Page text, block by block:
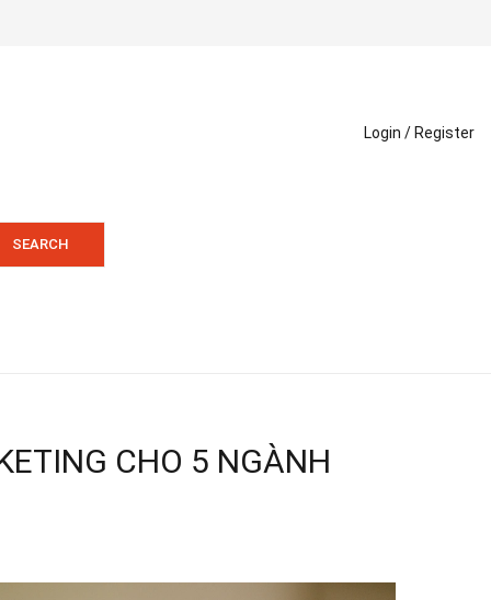
Login / Register
SEARCH
CHO 5 NGÀNH